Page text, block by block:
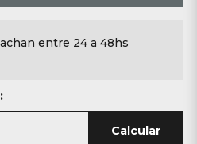
entre 24 a 48hs
Calcular